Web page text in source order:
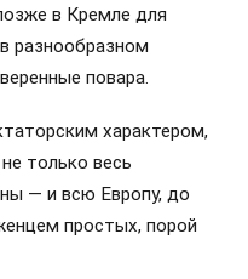
в Кремле для
разнообразном
повара.
характером,
только весь
— и всю Европу, до
простых, порой